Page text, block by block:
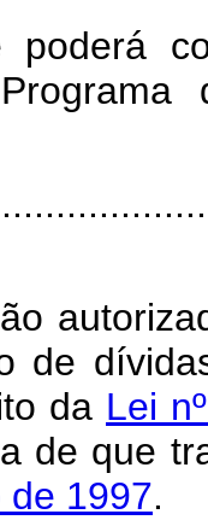
poderá
de
da Lei
de que
de 1997.